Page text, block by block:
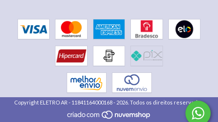
Copyright ELETRO AR - 11841164000168 - 2026. Todos os direitos reservados.